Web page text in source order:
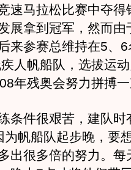
速马拉松比赛中夺得
展拿到冠军，然而由
来参赛总维持在5、
人帆船队，选拔运
年残奥会努力拼搏
件很艰苦，建队时
帆船队起步晚，要
出很多倍的努力。每